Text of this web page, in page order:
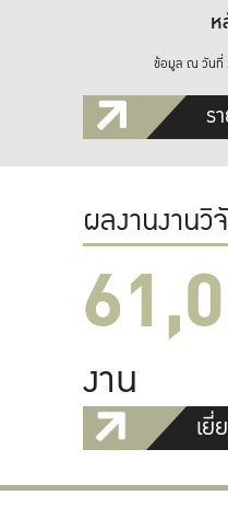
ข้อมูล ณ วันที่
ร
ผลงานงาน
งาน
เยี่